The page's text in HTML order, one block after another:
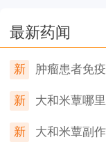
最新药闻
新 肿瘤患者免疫支持的
新 大和米蕈哪
新 大和米蕈副